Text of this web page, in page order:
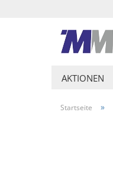
AKTIONEN
Startseite »